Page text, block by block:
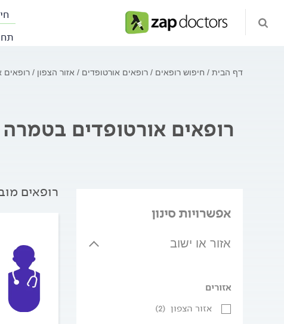
דף הבית חיפוש רופאים רופאים אורטופדים אזור הצפון רופאים
רופאים אורטופדים בטמרה
אפשרויות סינון
אזור או ישוב
אזורים
אזור הצפון (2)
רופאים